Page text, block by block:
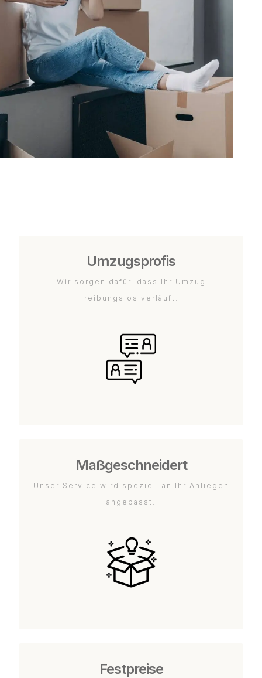
Umzugsprofis
Wir sorgen dafür, dass Ihr Umzug
reibungslos verläuft.
Maßgeschneidert
Unser Service wird speziell an Ihr Anliegen
angepasst.
Festpreise